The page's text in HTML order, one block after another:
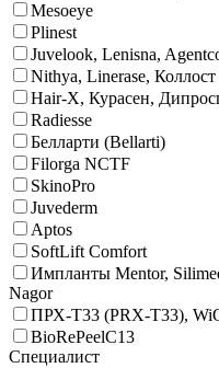
Mesoeye
Plinest
Juvelook, Lenisna,
Nithya, Linerase, Коллост
Hair-X, Курасен,
Radiesse
Белларти (Bellarti)
Filorga NCTF
SkinoPro
Juvederm
Aptos
SoftLift Comfort
Импланты Mentor,
Nagor
ПРХ-Т33 (PRX-T33),
BioRePeelC13
Специалист